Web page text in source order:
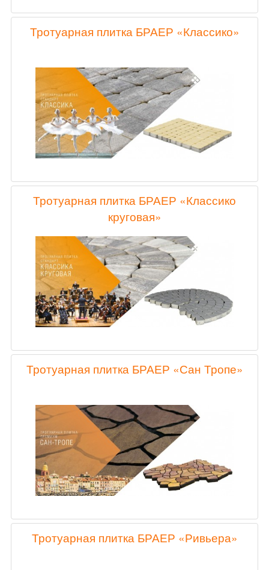
Тротуарная плитка БРАЕР «Классико»
Тротуарная плитка БРАЕР «Классико
круговая»
Тротуарная плитка БРАЕР «Сан Тропе»
Тротуарная плитка БРАЕР «Ривьера»